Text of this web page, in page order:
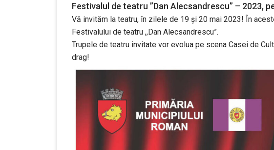
Festivalul de teatru ”Dan Alecsandrescu” – 2023,
Vă invităm la teatru, în zilele de 19 și 20 mai 2023! În
Festivalului de teatru ,,Dan Alecsandrescu”.
Trupele de teatru invitate vor evolua pe scena Casei de
drag!